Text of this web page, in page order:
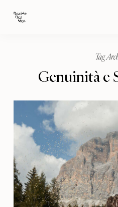
Tag
Genuinità e